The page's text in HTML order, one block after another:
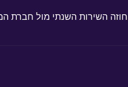
השירות השנתי מול חברת